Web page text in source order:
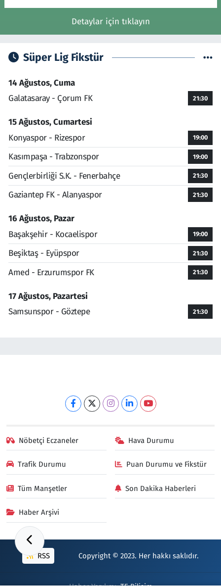
Detaylar için tıklayın
Süper Lig Fikstür
14 Ağustos, Cuma
Galatasaray - Çorum FK
21:30
15 Ağustos, Cumartesi
Konyaspor - Rizespor
19:00
Kasımpaşa - Trabzonspor 19:00
Gençlerbirliği S.K. - Fenerbahçe 21:30
Gaziantep FK - Alanyaspor 21:30
16 Ağustos, Pazar
Başakşehir - Kocaelispor
19:00
Beşiktaş - Eyüpspor 21:30
Amed - Erzurumspor FK 21:30
17 Ağustos, Pazartesi
Samsunspor - Göztepe
21:30
Nöbetçi Eczaneler Hava Durumu
Trafik Durumu Puan Durumu ve Fikstür
Tüm Manşetler Son Dakika Haberleri
Haber Arşivi
RSS Copyright © 2023. Her hakkı saklıdır.